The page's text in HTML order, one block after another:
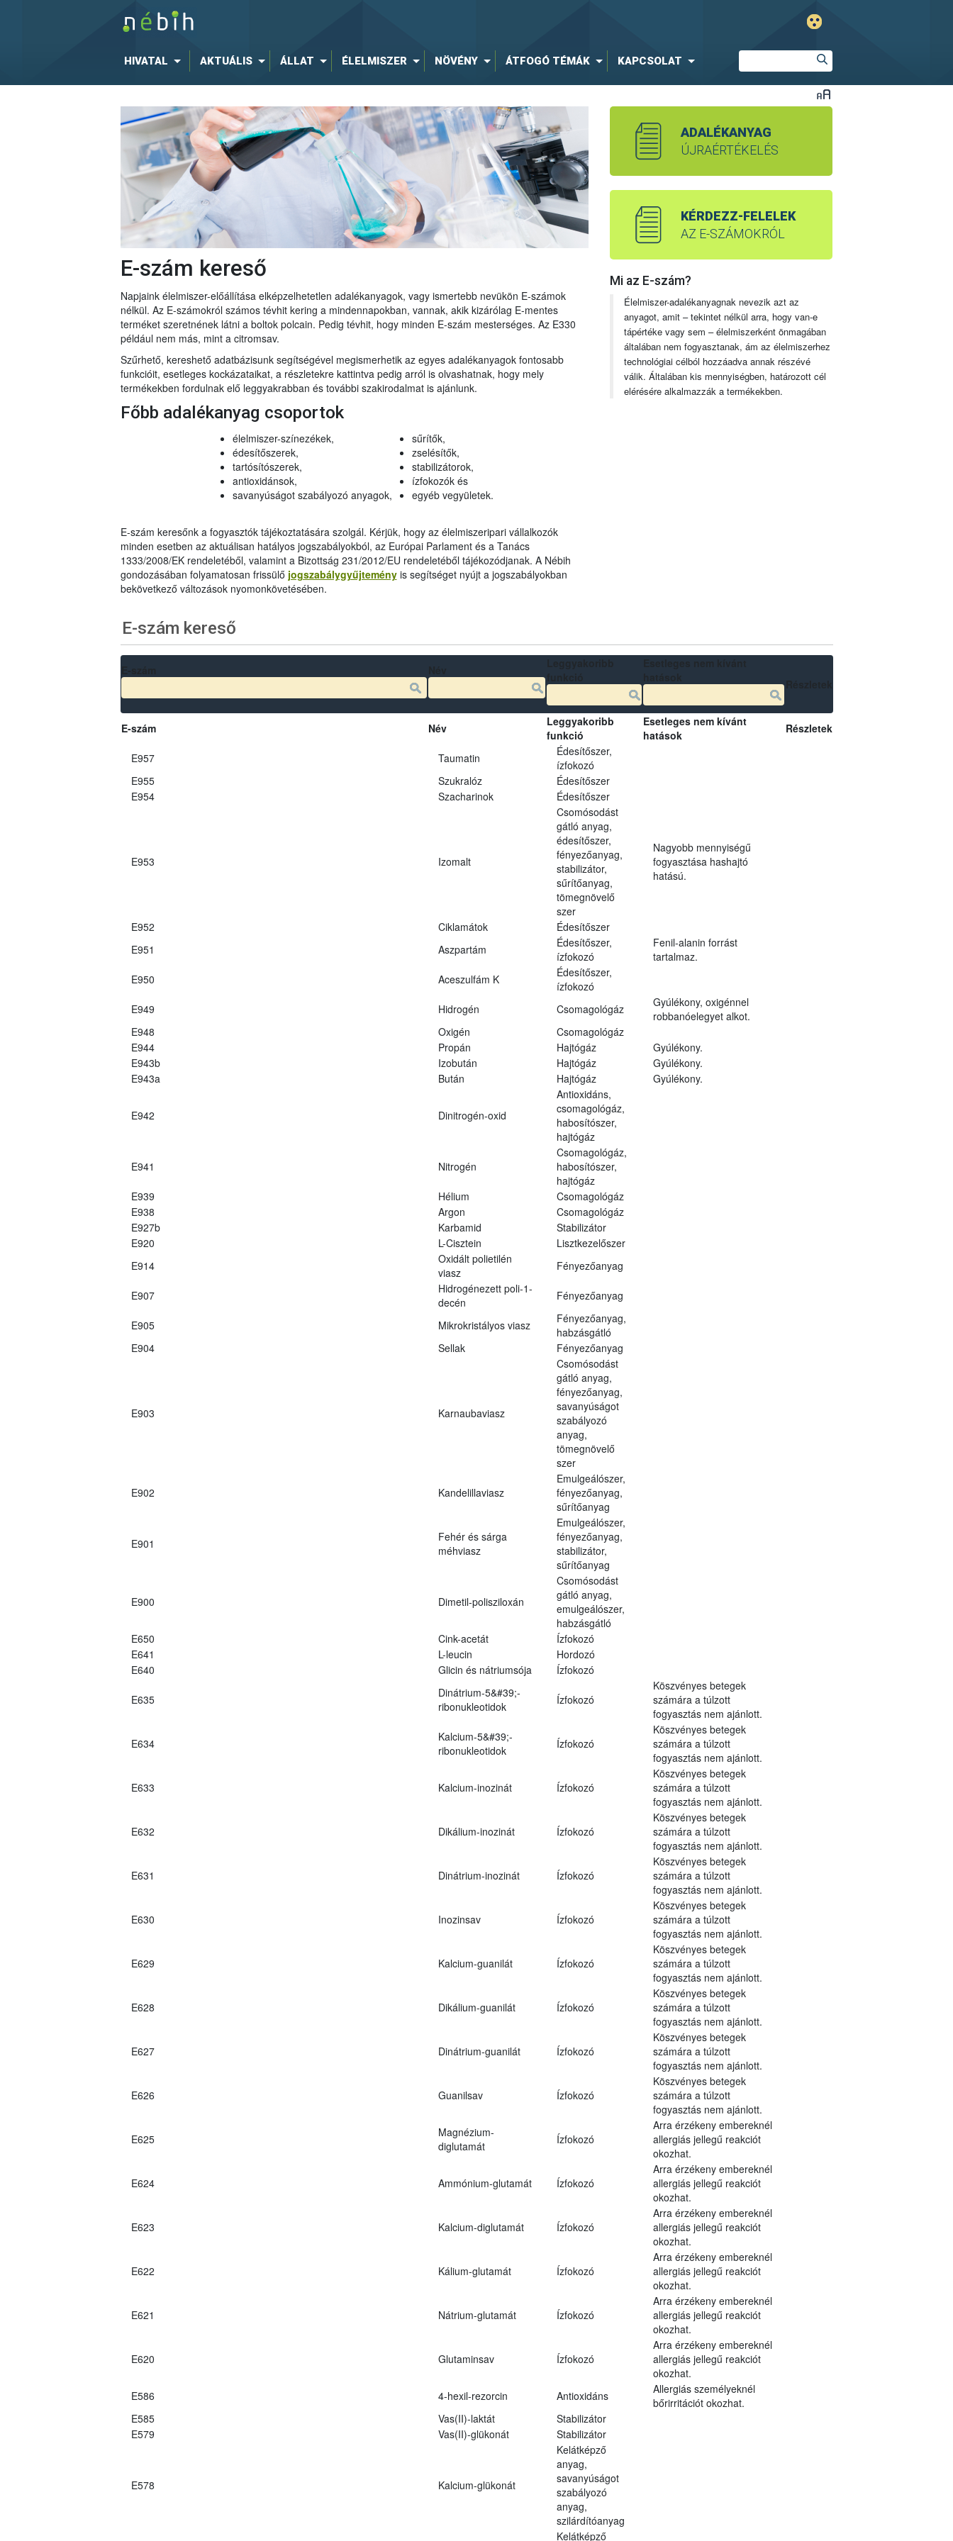
HIVATAL AKTUÁLIS ÁLLAT ÉLELMISZER NÖVÉNY ÁTFOGÓ TÉMÁK KAPCSOLAT
E-szám kereső
Napjaink élelmiszer-előállítása elképzelhetetlen adalékanyagok, vagy ismertebb nevükön E-számok
nélkül. Az E-számokról számos tévhit kering a mindennapokban, vannak, akik kizárólag E-mentes
terméket szeretnének látni a boltok polcain. Pedig tévhit, hogy minden E-szám mesterséges. Az E330
például nem más, mint a citromsav.
Szűrhető, kereshető adatbázisunk segítségével megismerhetik az egyes adalékanyagok fontosabb
funkcióit, esetleges kockázataikat, a részletekre kattintva pedig arról is olvashatnak, hogy mely
termékekben fordulnak elő leggyakrabban és további szakirodalmat is ajánlunk.
Főbb adalékanyag csoportok
élelmiszer-színezékek,
édesítőszerek,
tartósítószerek,
antioxidánsok,
savanyúságot szabályozó anyagok,
sűrítők,
zselésítők,
stabilizátorok,
ízfokozók és
egyéb vegyületek.
E-szám keresőnk a fogyasztók tájékoztatására szolgál. Kérjük, hogy az élelmiszeripari vállalkozók
minden esetben az aktuálisan hatályos jogszabályokból, az Európai Parlament és a Tanács
1333/2008/EK rendeletéből, valamint a Bizottság 231/2012/EU rendeletéből tájékozódjanak. A Nébih
gondozásában folyamatosan frissülő jogszabálygyűjteményis segítséget nyújt a jogszabályokban
bekövetkező változások nyomonkövetésében.
ADALÉKANYAG
ÚJRAÉRTÉKELÉS
KÉRDEZZ-FELELEK
AZ E-SZÁMOKRÓL
Mi az E-szám?
Élelmiszer-adalékanyagnak nevezik azt az
anyagot, amit – tekintet nélkül arra, hogy van-e
tápértéke vagy sem – élelmiszerként önmagában
általában nem fogyasztanak, ám az élelmiszerhez
technológiai célból hozzáadva annak részévé
válik. Általában kis mennyiségben, határozott cél
elérésére alkalmazzák a termékekben.
E-szám kereső
E-szám Név
Leggyakoribb
funkció
Esetleges nem kívánt
hatások
Részletek
E957 Taumatin
Édesítőszer,
ízfokozó
E955
Szukralóz
Édesítőszer
E954
Szacharinok Édesítőszer
E953 Izomalt
Csomósodást
gátló anyag,
édesítőszer,
fényezőanyag,
stabilizátor,
sűrítőanyag,
tömegnövelő
szer
Nagyobb mennyiségű
fogyasztása hashajtó
hatású.
E952 Ciklamátok
Édesítőszer
E951
Aszpartám
Édesítőszer,
ízfokozó
Fenil-alanin forrást
tartalmaz.
E950
Aceszulfám K
Édesítőszer,
ízfokozó
E949
Hidrogén Csomagológáz
Gyúlékony, oxigénnel
robbanóelegyet alkot.
E948
Oxigén
Csomagológáz
E944
Propán Hajtógáz
Gyúlékony.
E943b
Izobután Hajtógáz
Gyúlékony.
E943a
Bután Hajtógáz Gyúlékony.
E942 Dinitrogén-oxid
Antioxidáns,
csomagológáz,
habosítószer,
hajtógáz
E941 Nitrogén
Csomagológáz,
habosítószer,
hajtógáz
E939
Hélium
Csomagológáz
E938
Argon
Csomagológáz
E927b
Karbamid
Stabilizátor
E920
L-Cisztein
Lisztkezelőszer
E914
Oxidált polietilén
viasz
Fényezőanyag
E907
Hidrogénezett poli-1-
decén
Fényezőanyag
E905 Mikrokristályos viasz
Fényezőanyag,
habzásgátló
E904
Sellak Fényezőanyag
E903 Karnaubaviasz
Csomósodást
gátló anyag,
fényezőanyag,
savanyúságot
szabályozó
anyag,
tömegnövelő
szer
E902 Kandelillaviasz
Emulgeálószer,
fényezőanyag,
sűrítőanyag
E901
Fehér és sárga
méhviasz
Emulgeálószer,
fényezőanyag,
stabilizátor,
sűrítőanyag
E900 Dimetil-polisziloxán
Csomósodást
gátló anyag,
emulgeálószer,
habzásgátló
E650
Cink-acetát
Ízfokozó
E641
L-leucin
Hordozó
E640
Glicin és nátriumsója Ízfokozó
E635
Dinátrium-5&#39;-
ribonukleotidok
Ízfokozó
Köszvényes betegek
számára a túlzott
fogyasztás nem ajánlott.
E634
Kalcium-5&#39;-
ribonukleotidok
Ízfokozó
Köszvényes betegek
számára a túlzott
fogyasztás nem ajánlott.
E633 Kalcium-inozinát Ízfokozó
Köszvényes betegek
számára a túlzott
fogyasztás nem ajánlott.
E632 Dikálium-inozinát Ízfokozó
Köszvényes betegek
számára a túlzott
fogyasztás nem ajánlott.
E631 Dinátrium-inozinát Ízfokozó
Köszvényes betegek
számára a túlzott
fogyasztás nem ajánlott.
E630 Inozinsav Ízfokozó
Köszvényes betegek
számára a túlzott
fogyasztás nem ajánlott.
E629 Kalcium-guanilát Ízfokozó
Köszvényes betegek
számára a túlzott
fogyasztás nem ajánlott.
E628 Dikálium-guanilát Ízfokozó
Köszvényes betegek
számára a túlzott
fogyasztás nem ajánlott.
E627 Dinátrium-guanilát Ízfokozó
Köszvényes betegek
számára a túlzott
fogyasztás nem ajánlott.
E626 Guanilsav Ízfokozó
Köszvényes betegek
számára a túlzott
fogyasztás nem ajánlott.
E625
Magnézium-
diglutamát
Ízfokozó
Arra érzékeny embereknél
allergiás jellegű reakciót
okozhat.
E624 Ammónium-glutamát Ízfokozó
Arra érzékeny embereknél
allergiás jellegű reakciót
okozhat.
E623 Kalcium-diglutamát Ízfokozó
Arra érzékeny embereknél
allergiás jellegű reakciót
okozhat.
E622 Kálium-glutamát Ízfokozó
Arra érzékeny embereknél
allergiás jellegű reakciót
okozhat.
E621 Nátrium-glutamát Ízfokozó
Arra érzékeny embereknél
allergiás jellegű reakciót
okozhat.
E620 Glutaminsav Ízfokozó
Arra érzékeny embereknél
allergiás jellegű reakciót
okozhat.
E586
4-hexil-rezorcin Antioxidáns
Allergiás személyeknél
bőrirritációt okozhat.
E585
Vas(II)-laktát
Stabilizátor
E579
Vas(II)-glükonát Stabilizátor
E578 Kalcium-glükonát
Kelátképző
anyag,
savanyúságot
szabályozó
anyag,
szilárdítóanyag
Kelátképző